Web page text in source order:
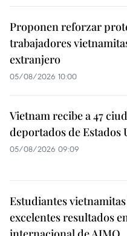
Proponen reforzar
trabajadores
extranjero
05/08/2026 10:00
Vietnam recibe a 47
deportados de Estados
05/08/2026 09:09
Estudiantes
excelentes resultados